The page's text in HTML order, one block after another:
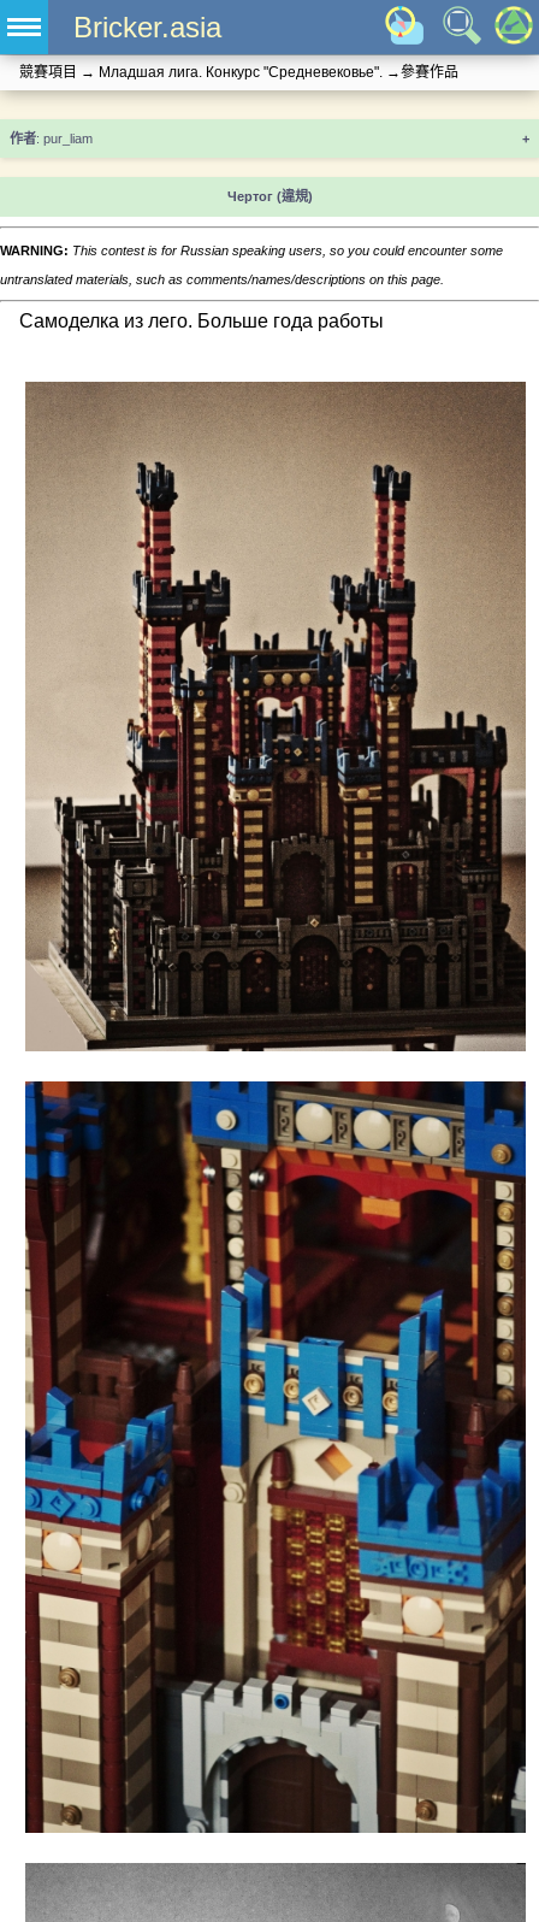
Bricker.asia
競賽項目 → Младшая лига. Конкурс "Средневековье". →參賽作品
+
Чертог(違規)
WARNING: This contest is for Russian speaking users, so you could encounter some
untranslated materials, such as comments/names/descriptions on this page.
Самоделка из лего. Больше года работы